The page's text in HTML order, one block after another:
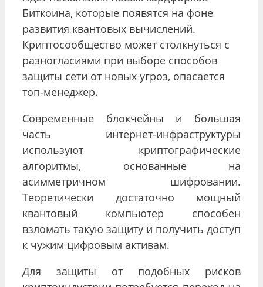
Биткоина, которые появятся на фоне
развития квантовых вычислений.
Криптосообщество может столкнуться с
разногласиями при выборе способов
защиты сети от новых угроз, опасается
топ-менеджер.
Современные блокчейны и большая
часть интернет-инфраструктуры
используют криптографические
алгоритмы, основанные на
асимметричном шифровании.
Теоретически достаточно мощный
квантовый компьютер способен
взломать такую защиту и получить доступ
к чужим цифровым активам.
Для защиты от подобных рисков